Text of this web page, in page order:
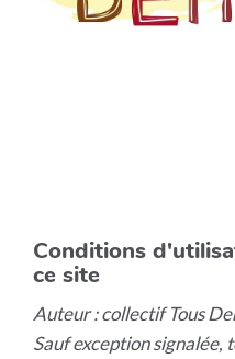
Conditions
ce site
Auteur : collectif Tous
Sauf exception signalée,